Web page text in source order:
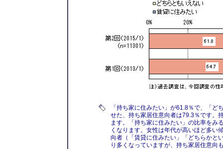
「持ち家に住みたい」が61.8％で、「
せた、持ち家居住意向者は79.3％です。
ます。「持ち家に住みたい」の比率をみ
くなります。女性は年代が高いほど多い
向者（「賃貸に住みたい」「どちらかと
り多くなっていますが、持ち家居住意向